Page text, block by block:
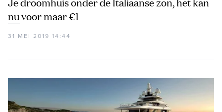
Je droomhuis onder de Italiaanse zon, het kan
nu voor maar €1
31 MEI 2019 14:44